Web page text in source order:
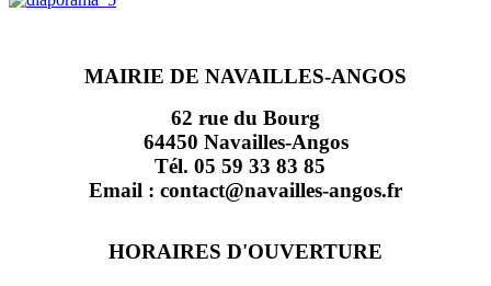
MAIRIE DE NAVAILLES-ANGOS
62 rue du Bourg
64450 Navailles-Angos
Tél. 05 59 33 83 85
Email : contact@navailles-angos.fr
HORAIRES D'OUVERTURE